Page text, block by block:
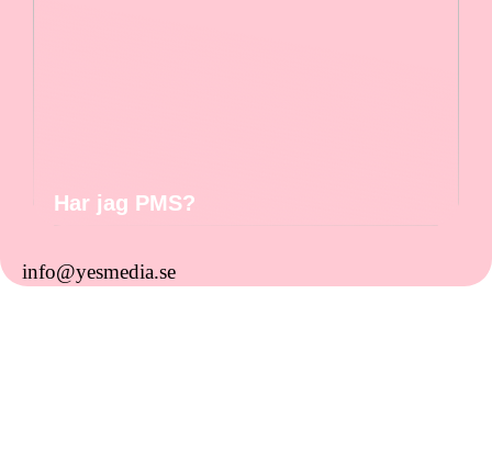
Har jag PMS?
info@yesmedia.se